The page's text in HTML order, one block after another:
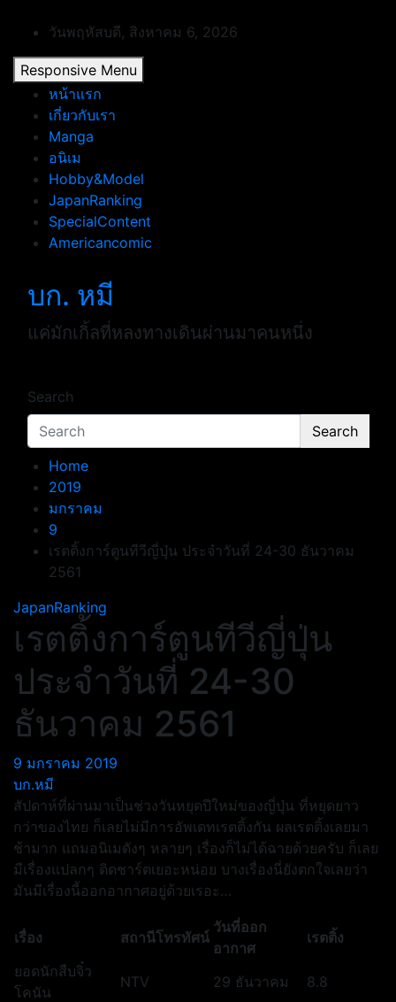
content
วันพฤหัสบดี, สิงหาคม 6, 2026
Responsive Menu
หน้าแรก
เกี่ยวกับเรา
Manga
อนิเม
Hobby&Model
JapanRanking
SpecialContent
Americancomic
บก. หมี
แค่มักเกิ้ลที่หลงทางเดินผ่านมาคนหนึ่ง
Search
Search
Home
2019
มกราคม
9
เรตติ้งการ์ตูนทีวีญี่ปุ่น ประจำวันที่ 24-30 ธันวาคม
2561
JapanRanking
เรตติ้งการ์ตูนทีวีญี่ปุ่น
ประจำวันที่ 24-30
ธันวาคม 2561
9 มกราคม 2019
บก.หมี
สัปดาห์ที่ผ่านมาเป็นช่วงวันหยุดปีใหม่ของญี่ปุ่น ที่หยุดยาว
กว่าของไทย ก็เลยไม่มีการอัพเดทเรตติ้งกัน ผลเรตติ้งเลยมา
ช้ามาก แถมอนิเมดังๆ หลายๆ เรื่องก็ไม่ได้ฉายด้วยครับ ก็เลย
มีเรื่องแปลกๆ ติดชาร์ตเยอะหน่อย บางเรื่องนี่ยังตกใจเลยว่า
มันมีเรื่องนี้ออกอากาศอยู่ด้วยเรอะ…
เรื่อง สถานีโทรทัศน์
วันที่ออก
อากาศ
เรตติ้ง
ยอดนักสืบจิ๋ว
โคนัน
NTV 29 ธันวาคม
8.8